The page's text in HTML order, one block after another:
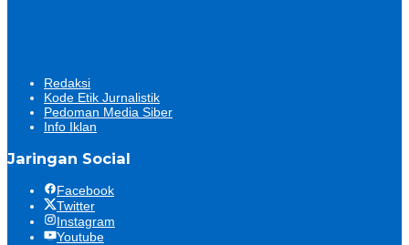
Redaksi
Kode Etik Jurnalistik
Pedoman Media Siber
Info Iklan
Jaringan Social
Facebook
Twitter
Instagram
Youtube